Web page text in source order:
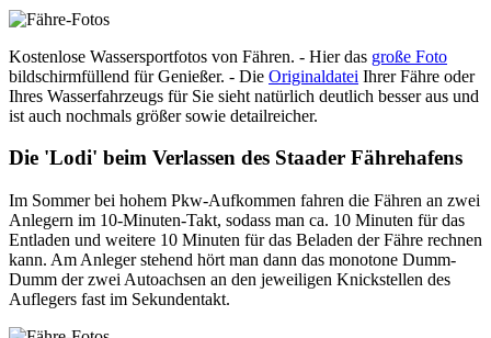
Kostenlose Wassersportfotos von Fähren. - Hier das große Foto
bildschirmfüllend für Genießer. - Die Originaldatei Ihrer Fähre oder
Ihres Wasserfahrzeugs für Sie sieht natürlich deutlich besser aus und
ist auch nochmals größer sowie detailreicher.
Die 'Lodi' beim Verlassen des Staader Fährehafens
Im Sommer bei hohem Pkw-Aufkommen fahren die Fähren an zwei
Anlegern im 10-Minuten-Takt, sodass man ca. 10 Minuten für das
Entladen und weitere 10 Minuten für das Beladen der Fähre rechnen
kann. Am Anleger stehend hört man dann das monotone Dumm-
Dumm der zwei Autoachsen an den jeweiligen Knickstellen des
Auflegers fast im Sekundentakt.